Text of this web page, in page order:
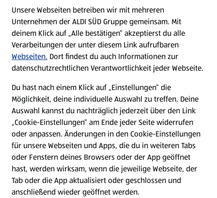
WhatsApp
Über ALDI SÜD
E-Ladestationen
Nachhaltigkeit
Karriere
Presse
Unsere Webseiten betreiben wir mit mehreren
Unternehmen der ALDI SÜD Gruppe gemeinsam. Mit
deinem Klick auf „Alle bestätigen“ akzeptierst du alle
Verarbeitungen der unter diesem Link aufrufbaren
Webseiten. Dort findest du auch Informationen zur
datenschutzrechtlichen Verantwortlichkeit jeder Webseite.
Du hast nach einem Klick auf „Einstellungen“ die
Möglichkeit, deine individuelle Auswahl zu treffen. Deine
Auswahl kannst du nachträglich jederzeit über den Link
„Cookie-Einstellungen“ am Ende jeder Seite widerrufen
oder anpassen. Änderungen in den Cookie-Einstellungen
für unsere Webseiten und Apps, die du in weiteren Tabs
oder Fenstern deines Browsers oder der App geöffnet
hast, werden wirksam, wenn die jeweilige Webseite, der
Tab oder die App aktualisiert oder geschlossen und
anschließend wieder geöffnet werden.